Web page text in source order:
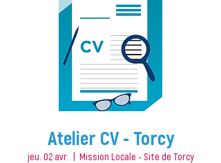
Atelier CV - Torcy
jeu. 02 avr. Mission Locale - Site de Torcy